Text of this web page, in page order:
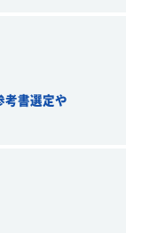
考書選定や